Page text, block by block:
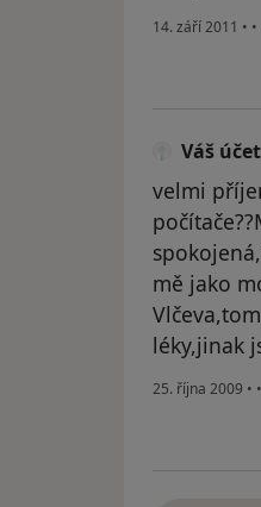
14. září 2011 • •
Váš
velmi
mě jako
léky,jinak
25. října 2009 • •